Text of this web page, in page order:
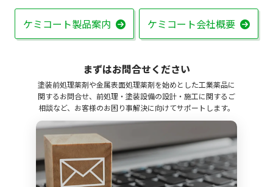
ケミコート製品案内 ケミコート会社概要
まずはお問合せください
塗装前処理薬剤や金属表面処理薬剤を始めとした工業薬品に
関するお問合せ、前処理・塗装設備の設計・施工に関するご
相談など、お客様のお困り事解決に向けてサポートします。